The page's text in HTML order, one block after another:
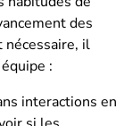
des
nécessaire, il
:
interactions en